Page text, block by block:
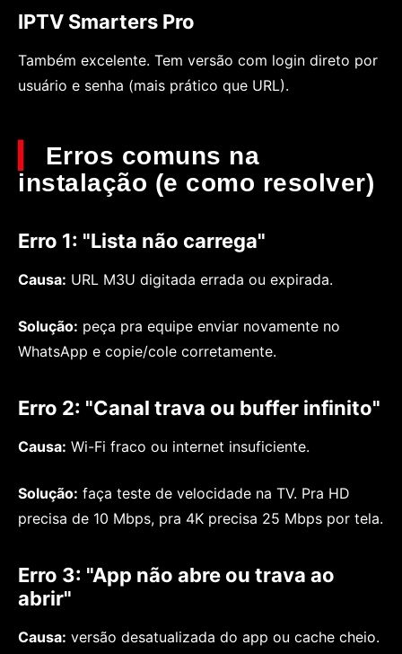
IPTV Smarters Pro
Também excelente. Tem versão com login direto por
usuário e senha (mais prático que URL).
Erros comuns na
instalação (e como resolver)
Erro 1: "Lista não carrega"
Causa: URL M3U digitada errada ou expirada.
Solução: peça pra equipe enviar novamente no
WhatsApp e copie/cole corretamente.
Erro 2: "Canal trava ou buffer infinito"
Causa: Wi-Fi fraco ou internet insuficiente.
Solução: faça teste de velocidade na TV. Pra HD
precisa de 10 Mbps, pra 4K precisa 25 Mbps por tela.
Erro 3: "App não abre ou trava ao
abrir"
Causa: versão desatualizada do app ou cache cheio.